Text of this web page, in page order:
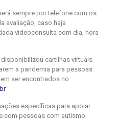
sempre por telefone com os
avaliação, caso haja
videoconsulta com dia, hora
cartilhas virtuais
a pandemia para pessoas
ser encontrados no
específicas para apoiar
com pessoas com autismo.